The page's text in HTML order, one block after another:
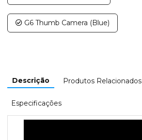
G6 Thumb Camera (Blue)
Descrição Produtos Relacionados
Especificações